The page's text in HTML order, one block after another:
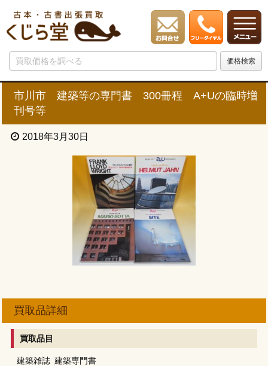
市川市 建築等の専門書 300冊程 A+Uの臨時増
刊号等
2018年3月30日
買取品詳細
買取品目
建築雑誌 建築専門書